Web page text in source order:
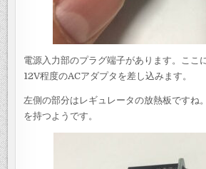
電源入力部のプラグ端子があります。ここ
12V程度のACアダプタを差し込みます。
左側の部分はレギュレータの放熱板ですね
を持つようです。